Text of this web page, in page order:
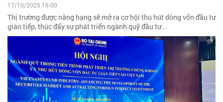
17/10/2025 16:00
Thị trường được nâng hạng sẽ mở ra cơ hội thu hút dòng vốn đầu tư
gián tiếp, thúc đẩy sự phát triển ngành quỹ đầu tư...